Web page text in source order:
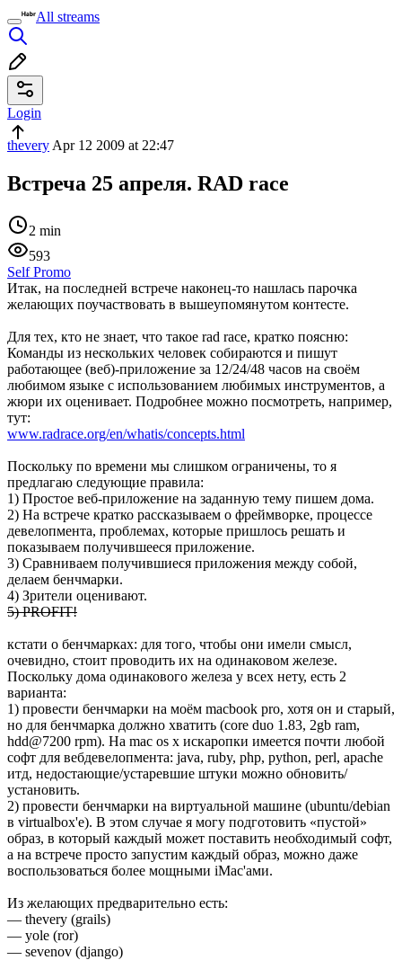
All streams
Login
thevery Apr 12 2009 at 22:47
Встреча 25 апреля. RAD race
2 min
593
Self Promo
Итак, на последней встрече наконец-то нашлась парочка
желающих поучаствовать в вышеупомянутом контесте.
Для тех, кто не знает, что такое rad race, кратко поясню:
Команды из нескольких человек собираются и пишут
работающее (веб)-приложение за 12/24/48 часов на своём
любимом языке с использованием любимых инструментов, а
жюри их оценивает. Подробнее можно посмотреть, например,
тут:
www.radrace.org/en/whatis/concepts.html
Поскольку по времени мы слишком ограничены, то я
предлагаю следующие правила:
1) Простое веб-приложение на заданную тему пишем дома.
2) На встрече кратко рассказываем о фреймворке, процессе
девелопмента, проблемах, которые пришлось решать и
показываем получившееся приложение.
3) Сравниваем получившиеся приложения между собой,
делаем бенчмарки.
4) Зрители оценивают.
5) PROFIT!
кстати о бенчмарках: для того, чтобы они имели смысл,
очевидно, стоит проводить их на одинаковом железе.
Поскольку дома одинакового железа у всех нету, есть 2
варианта:
1) провести бенчмарки на моём macbook pro, хотя он и старый,
но для бенчмарка должно хватить (core duo 1.83, 2gb ram,
hdd@7200 rpm). На mac os x искаропки имеется почти любой
софт для вебдевелопмента: java, ruby, php, python, perl, apache
итд, недостающие/устаревшие штуки можно обновить/
установить.
2) провести бенчмарки на виртуальной машине (ubuntu/debian
в virtualbox'е). В этом случае я могу подготовить «пустой»
образ, в который каждый может поставить необходимый софт,
а на встрече просто запустим каждый образ, можно даже
воспользоваться более мощными iMac'ами.
Из желающих предварительно есть:
— thevery (grails)
— yole (ror)
— sevenov (django)